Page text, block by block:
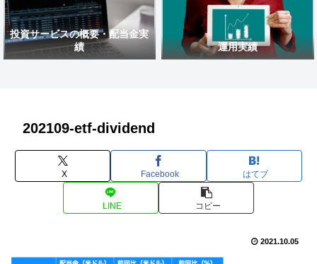
投資サービスの概要・配当金実
績
運用実績
202109-etf-dividend
X Facebook はてブ
LINE コピー
2021.10.05